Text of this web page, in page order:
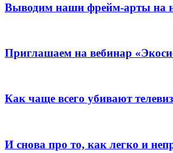
Выводим наши фрейм-арты на
Приглашаем на вебинар
Как чаще всего убивают
И снова про то, как легко и